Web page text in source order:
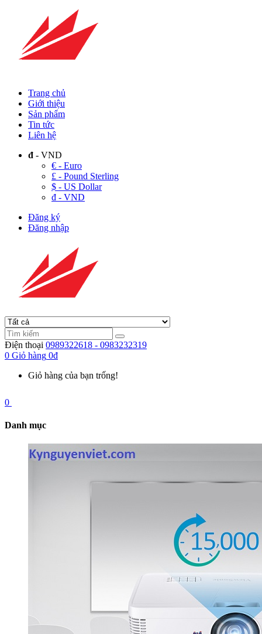
Trang chủ
Giới thiệu
Sản phẩm
Tin tức
Liên hệ
đ - VND
€ - Euro
£ - Pound Sterling
$ - US Dollar
đ - VND
Đăng ký
Đăng nhập
Điện thoại 0989322618 - 0983232319
0 Giỏ hàng 0đ
Giỏ hàng của bạn trống!
0
Danh mục